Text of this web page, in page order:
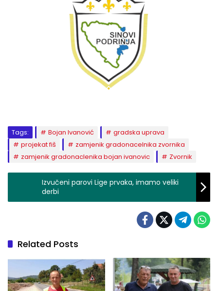
Tags: Bojan Ivanović
gradska uprava
projekat fiš
zamjenik gradonacelnika zvornika
zamjenik gradonaclenika bojan ivanovic
Zvornik
Izvučeni parovi Lige prvaka, imamo veliki
derbi
Related Posts